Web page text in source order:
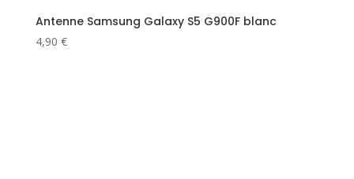
Antenne Samsung Galaxy S5 G900F blanc
4,90 €